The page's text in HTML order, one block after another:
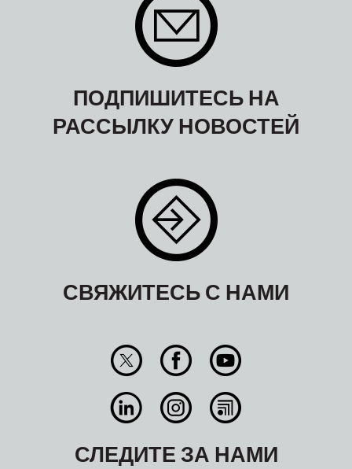
ПОДПИШИТЕСЬ НА
РАССЫЛКУ НОВОСТЕЙ
СВЯЖИТЕСЬ С НАМИ
СЛЕДИТЕ ЗА НАМИ